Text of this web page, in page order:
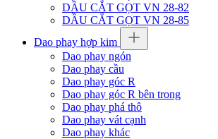
DẦU CẮT GỌT VN 28-82
DẦU CẮT GỌT VN 28-85
Dao phay hợp kim
Dao phay ngón
Dao phay cầu
Dao phay góc R
Dao phay góc R bên trong
Dao phay phá thô
Dao phay vát cạnh
Dao phay khác